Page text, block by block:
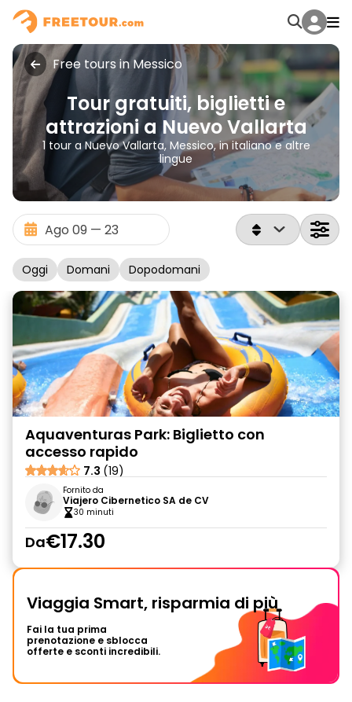
Free tours in Messico
Tour gratuiti, biglietti e
attrazioni a Nuevo Vallarta
1 tour a Nuevo Vallarta, Messico, in italiano e altre
lingue
Oggi Domani Dopodomani
Aquaventuras Park: Biglietto con
accesso rapido
7.3 (19)
Fornito da
Viajero Cibernetico SA de CV
30 minuti
Da€17.30
Viaggia Smart, risparmia di più
Fai la tua prima
prenotazione e sblocca
offerte e sconti incredibili.